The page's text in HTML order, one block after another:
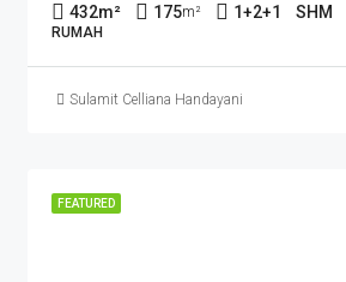
432m² 175m² 1+2+1 SHM
RUMAH
Sulamit Celliana Handayani
FEATURED